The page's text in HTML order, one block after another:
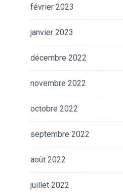
février 2023
janvier 2023
décembre 2022
novembre 2022
octobre 2022
septembre 2022
août 2022
juillet 2022